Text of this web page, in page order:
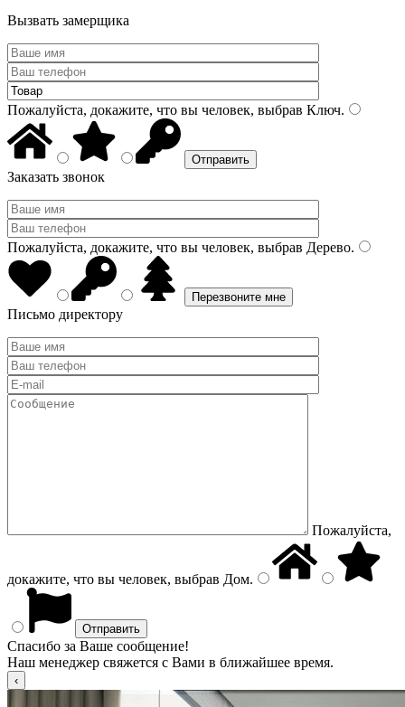
Вызвать замерщика
Пожалуйста, докажите, что вы человек, выбрав Ключ.
Заказать звонок
Пожалуйста, докажите, что вы человек, выбрав Дерево.
Письмо директору
Пожалуйста,
докажите, что вы человек, выбрав Дом.
Спасибо за Ваше сообщение!
Наш менеджер свяжется с Вами в ближайшее время.